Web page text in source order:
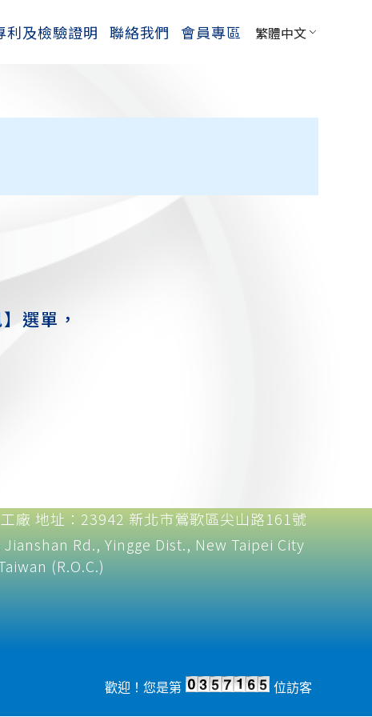
利及檢驗證明 聯絡我們 會員專區 繁體中文
選單，
廠 地址：23942 新北市鶯歌區尖山路161號
Jianshan Rd., Yingge Dist., New Taipei City
(R.O.C.)​
歡迎！您是第 位訪客